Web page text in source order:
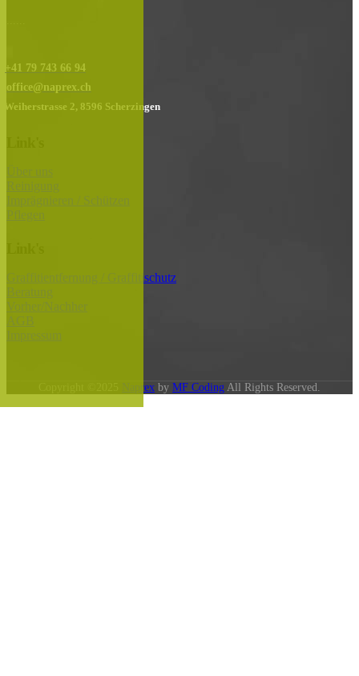
+41 79 743 66 94
office@naprex.ch
Weiherstrasse 2, 8596 Scherzingen
Über uns
Reinigung
Imprägnieren / Schützen
Pflegen
Graffitientfernung / Graffitischutz
Beratung
Vorher/Nachher
AGB
Impressum
Naprex by MF Coding All Rights Reserved.